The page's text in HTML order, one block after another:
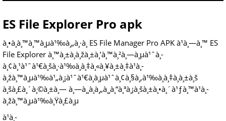
ES File Explorer Pro apk
à¸•à¸­à¸™à¸™à¸µà¹‰à¸„à¸·à¸­ ES File Manager Pro APK à¹à¸—à¸™ ES
File Explorer à¸™à¸±à¸à¸žà¸±à¸’à¸™à¸²à¸—à¸µà¹ˆà¸­
à¸¢à¸¹à¹ˆà¹€à¸šà¸·à¹‰à¸­à¸‡à¸«à¸¥à¸±à¸‡à¹à¸­
à¸žà¸™à¸µà¹‰à¹„à¸¡à¹ˆà¹€à¸à¸µà¹ˆà¸¢à¸§à¸‚à¹‰à¸­à¸‡à¸à¸±à¸š
à¸šà¸£à¸´à¸©à¸±à¸— à¸—à¸¸à¸à¸„à¸¸à¸“à¸ªà¸¡à¸šà¸±à¸•à¸´à¹ƒà¸™à¹à¸­
à¸žà¸™à¸µà¹‰à¸Ÿà¸£à¸µ
à¹à¸­